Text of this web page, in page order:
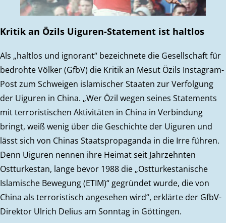
Kritik an Özils Uiguren-Statement ist haltlos
Als „haltlos und ignorant“ bezeichnete die Gesellschaft für
bedrohte Völker (GfbV) die Kritik an Mesut Özils Instagram-
Post zum Schweigen islamischer Staaten zur Verfolgung
der Uiguren in China. „Wer Özil wegen seines Statements
mit terroristischen Aktivitäten in China in Verbindung
bringt, weiß wenig über die Geschichte der Uiguren und
lässt sich von Chinas Staatspropaganda in die Irre führen.
Denn Uiguren nennen ihre Heimat seit Jahrzehnten
Ostturkestan, lange bevor 1988 die „Ostturkestanische
Islamische Bewegung (ETIM)“ gegründet wurde, die von
China als terroristisch angesehen wird“, erklärte der GfbV-
Direktor Ulrich Delius am Sonntag in Göttingen.